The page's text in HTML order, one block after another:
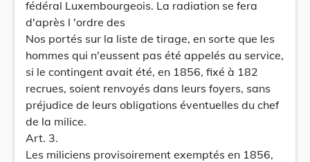
fédéral Luxembourgeois. La radiation se fera
d'après l 'ordre des
Nos portés sur la liste de tirage, en sorte que les
hommes qui n'eussent pas été appelés au service,
si le contingent avait été, en 1856, fixé à 182
recrues, soient renvoyés dans leurs foyers, sans
préjudice de leurs obligations éventuelles du chef
de la milice.
Art. 3.
Les miliciens provisoirement exemptés en 1856,